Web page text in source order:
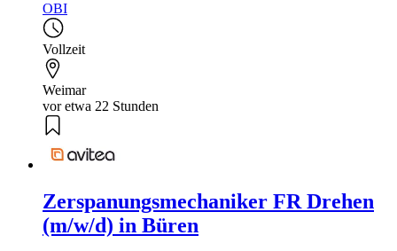
OBI
Vollzeit
Weimar
vor etwa 22 Stunden
Zerspanungsmechaniker FR Drehen
(m/w/d) in Büren